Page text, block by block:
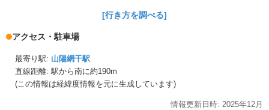
[行き方を調べる]
アクセス・駐車場
最寄り駅: 山陽網干駅
直線距離: 駅から南に約190m
(この情報は経緯度情報を元に生成しています)
情報更新日時: 2025年12月